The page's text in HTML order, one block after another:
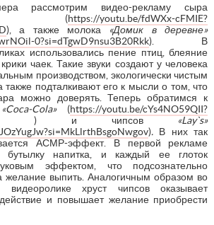
рассмотрим видео-рекламу сыра
(https://youtu.be/fdWXx-cFMIE?
), а также молока «Домик в деревне»
0?si=dTgwD9nsu3B20Rkk). В
использовались пение птиц, блеяние
чаек. Такие звуки создают у человека
производством, экологически чистым
также подталкивают его к мысли о том, что
можно доверять. Теперь обратимся к
«Coca-Cola» (https://youtu.be/cYs4NO59QII?
) и чипсов «Lay`s»
). В них так
АСМР-эффект. В первой рекламе
бутылку напитка, и каждый ее глоток
эффектом, что подсознательно
желание выпить. Аналогичным образом во
видеоролике хруст чипсов оказывает
и повышает желание приобрести